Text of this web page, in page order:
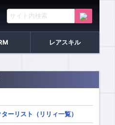
レアスキル
ーリスト（リリィ一覧）